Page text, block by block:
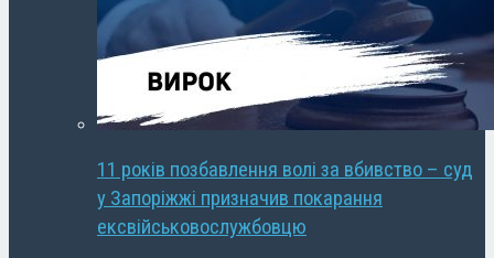
11 років позбавлення волі за вбивство – суд
у Запоріжжі призначив покарання
ексвійськовослужбовцю